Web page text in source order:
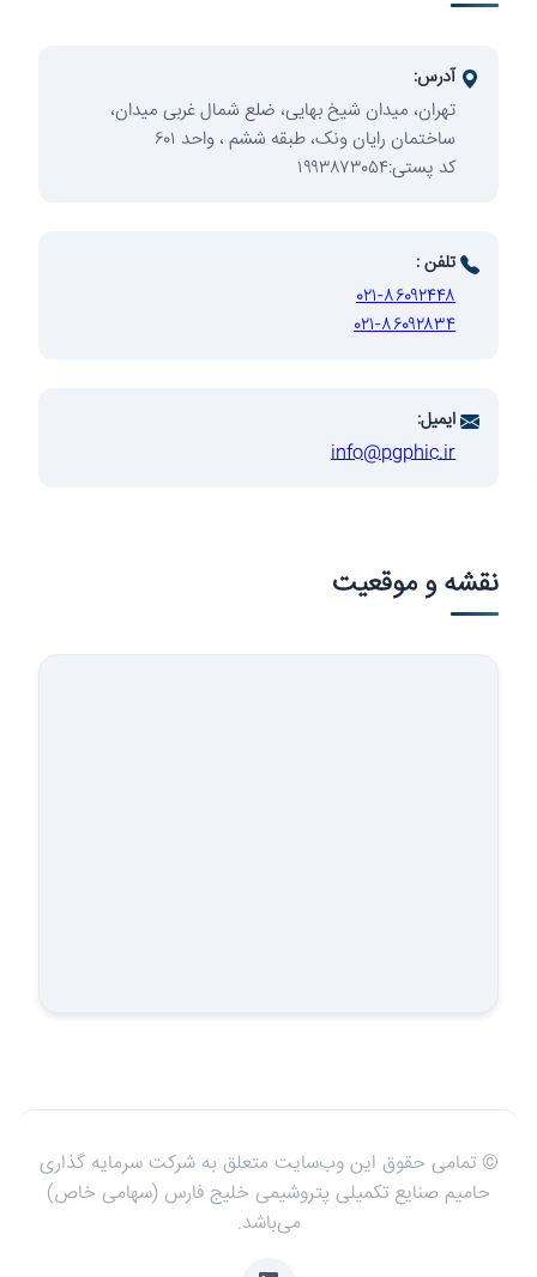
صنایع
آدرس:
تهران، میدان شیخ بهایی، ضلع شمال غربی میدان،
ساختمان رایان ونک، طبقه ششم ، واحد ۶۰۱
کد پستی:۱۹۹۳۸۷۳۰۵۴
تلفن :
۰۲۱-۸۶۰۹۲۴۴۸
۰۲۱-۸۶۰۹۲۸۳۴
ایمیل:
info@pgphic.ir
نقشه و موقعیت
© تمامی حقوق این وب‌سایت متعلق به شرکت سرمایه گذاری
حامیم صنایع تکمیلی پتروشیمی خلیج فارس (سهامی خاص)
می‌باشد.